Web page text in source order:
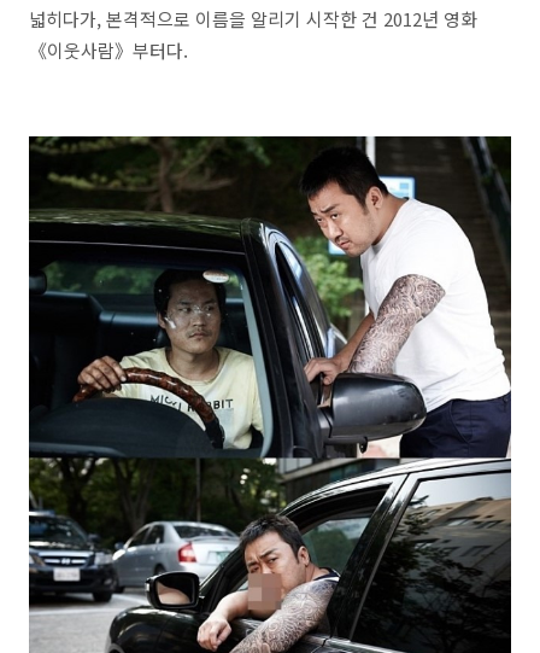
넓히다가, 본격적으로 이름을 알리기 시작한 건 2012년 영화
《이웃사람》부터다.